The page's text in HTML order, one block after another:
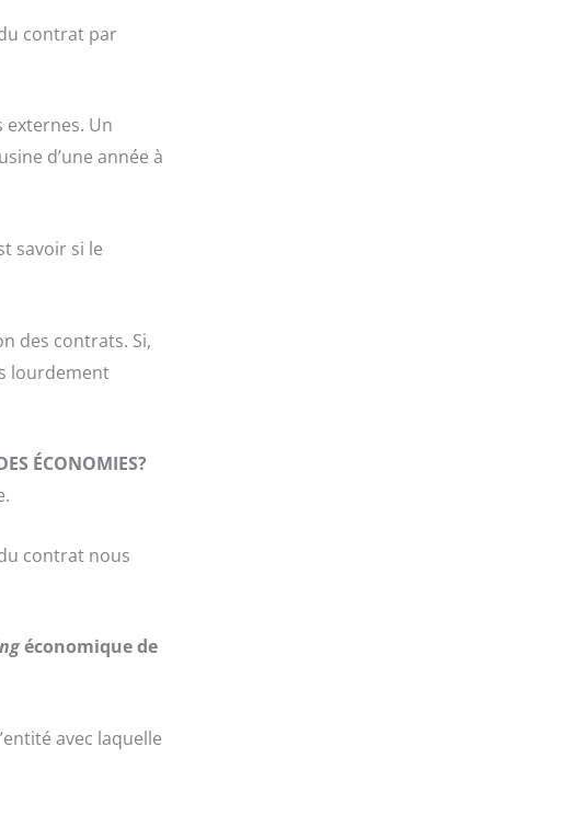
contrat par
externes. Un
d’une année à
savoir si le
des contrats. Si,
lourdement
ÉCONOMIES?
contrat nous
économique de
avec laquelle